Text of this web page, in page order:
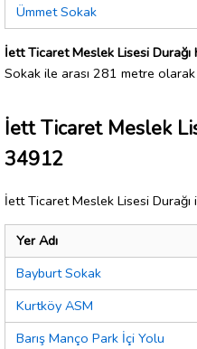
Ümmet Sokak
İett Ticaret Meslek Lisesi Durağı
Sokak ile arası 281 metre olarak
İett Ticaret Meslek
34912
İett Ticaret Meslek Lisesi
Yer Adı
Bayburt Sokak
Kurtköy ASM
Barış Manço Park İçi Yolu